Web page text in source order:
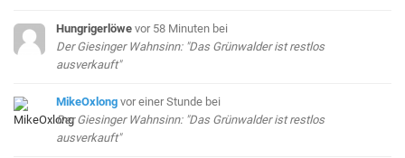
Hungrigerlöwe vor 58 Minuten bei
Der Giesinger Wahnsinn: "Das Grünwalder ist restlos
ausverkauft"
MikeOxlong vor einer Stunde bei
Der Giesinger Wahnsinn: "Das Grünwalder ist restlos
ausverkauft"